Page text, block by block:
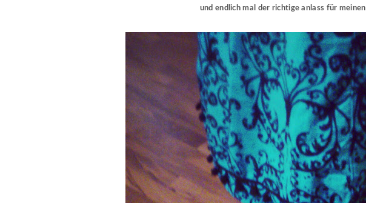
und endlich mal der richtige anlass für meinen